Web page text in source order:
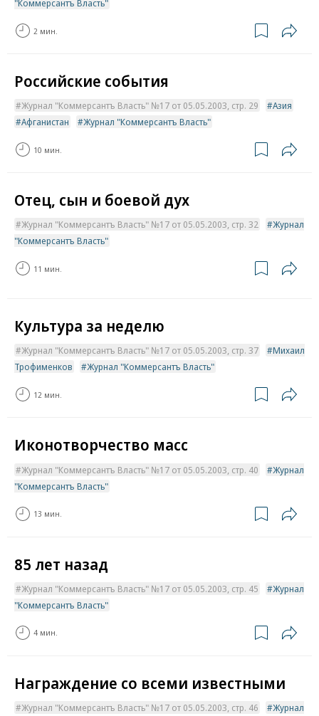
"Коммерсантъ Власть"
2 мин.
Российские события
Журнал "Коммерсантъ Власть" №17 от 05.05.2003, стр. 29
Азия
Афганистан
Журнал "Коммерсантъ Власть"
10 мин.
Отец, сын и боевой дух
Журнал "Коммерсантъ Власть" №17 от 05.05.2003, стр. 32
Журнал
"Коммерсантъ Власть"
11 мин.
Культура за неделю
Журнал "Коммерсантъ Власть" №17 от 05.05.2003, стр. 37
Михаил
Трофименков
Журнал "Коммерсантъ Власть"
12 мин.
Иконотворчество масс
Журнал "Коммерсантъ Власть" №17 от 05.05.2003, стр. 40
Журнал
"Коммерсантъ Власть"
13 мин.
85 лет назад
Журнал "Коммерсантъ Власть" №17 от 05.05.2003, стр. 45
Журнал
"Коммерсантъ Власть"
4 мин.
Награждение со всеми известными
Журнал "Коммерсантъ Власть" №17 от 05.05.2003, стр. 46
Журнал